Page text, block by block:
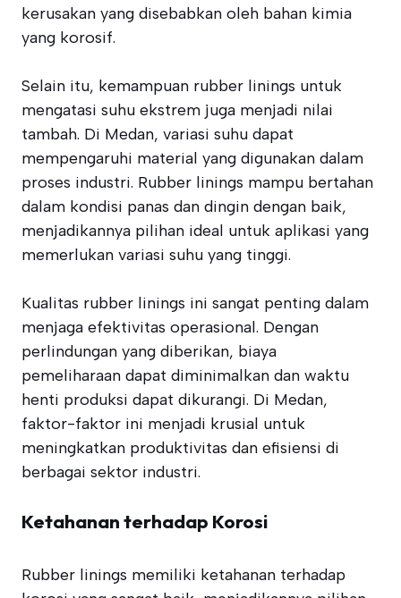
kerusakan yang disebabkan oleh bahan kimia
yang korosif.
Selain itu, kemampuan rubber linings untuk
mengatasi suhu ekstrem juga menjadi nilai
tambah. Di Medan, variasi suhu dapat
mempengaruhi material yang digunakan dalam
proses industri. Rubber linings mampu bertahan
dalam kondisi panas dan dingin dengan baik,
menjadikannya pilihan ideal untuk aplikasi yang
memerlukan variasi suhu yang tinggi.
Kualitas rubber linings ini sangat penting dalam
menjaga efektivitas operasional. Dengan
perlindungan yang diberikan, biaya
pemeliharaan dapat diminimalkan dan waktu
henti produksi dapat dikurangi. Di Medan,
faktor-faktor ini menjadi krusial untuk
meningkatkan produktivitas dan efisiensi di
berbagai sektor industri.
Ketahanan terhadap Korosi
Rubber linings memiliki ketahanan terhadap